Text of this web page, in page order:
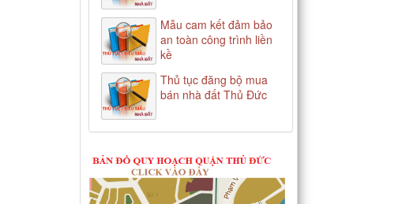
Mẫu cam kết đảm bảo
an toàn công trình liền
kề
Thủ tục đăng bộ mua
bán nhà đất Thủ Đức